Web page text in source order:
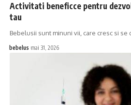
Activitati beneficce pentru
tau
Bebelusii sunt minuni vii, care cresc si
bebelus mai 31, 2026